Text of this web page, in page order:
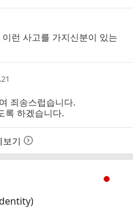
런 사고를 가지신분이 있는
죄송스럽습니다.
록 하겠습니다.
보기